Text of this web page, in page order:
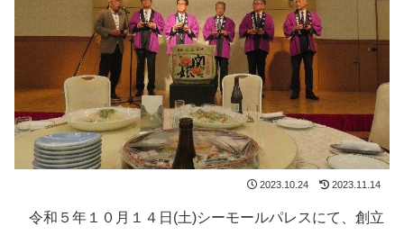
2023.10.24 2023.11.14
令和５年１０月１４日(土)シーモールパレスにて、創立